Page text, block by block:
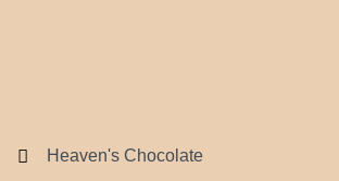
Heaven's Chocolate